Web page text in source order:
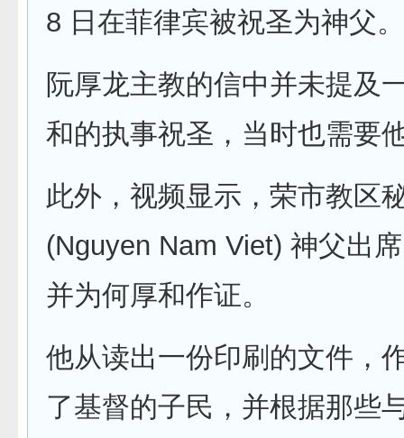
8 日在菲律宾被祝圣为神父。
阮厚龙主教的信中并未提及
和的执事祝圣，当时也需要
此外，视频显示，荣市教区
(Nguyen Nam Viet) 神父出
并为何厚和作证。
他从读出一份印刷的文件，
了基督的子民，并根据那些